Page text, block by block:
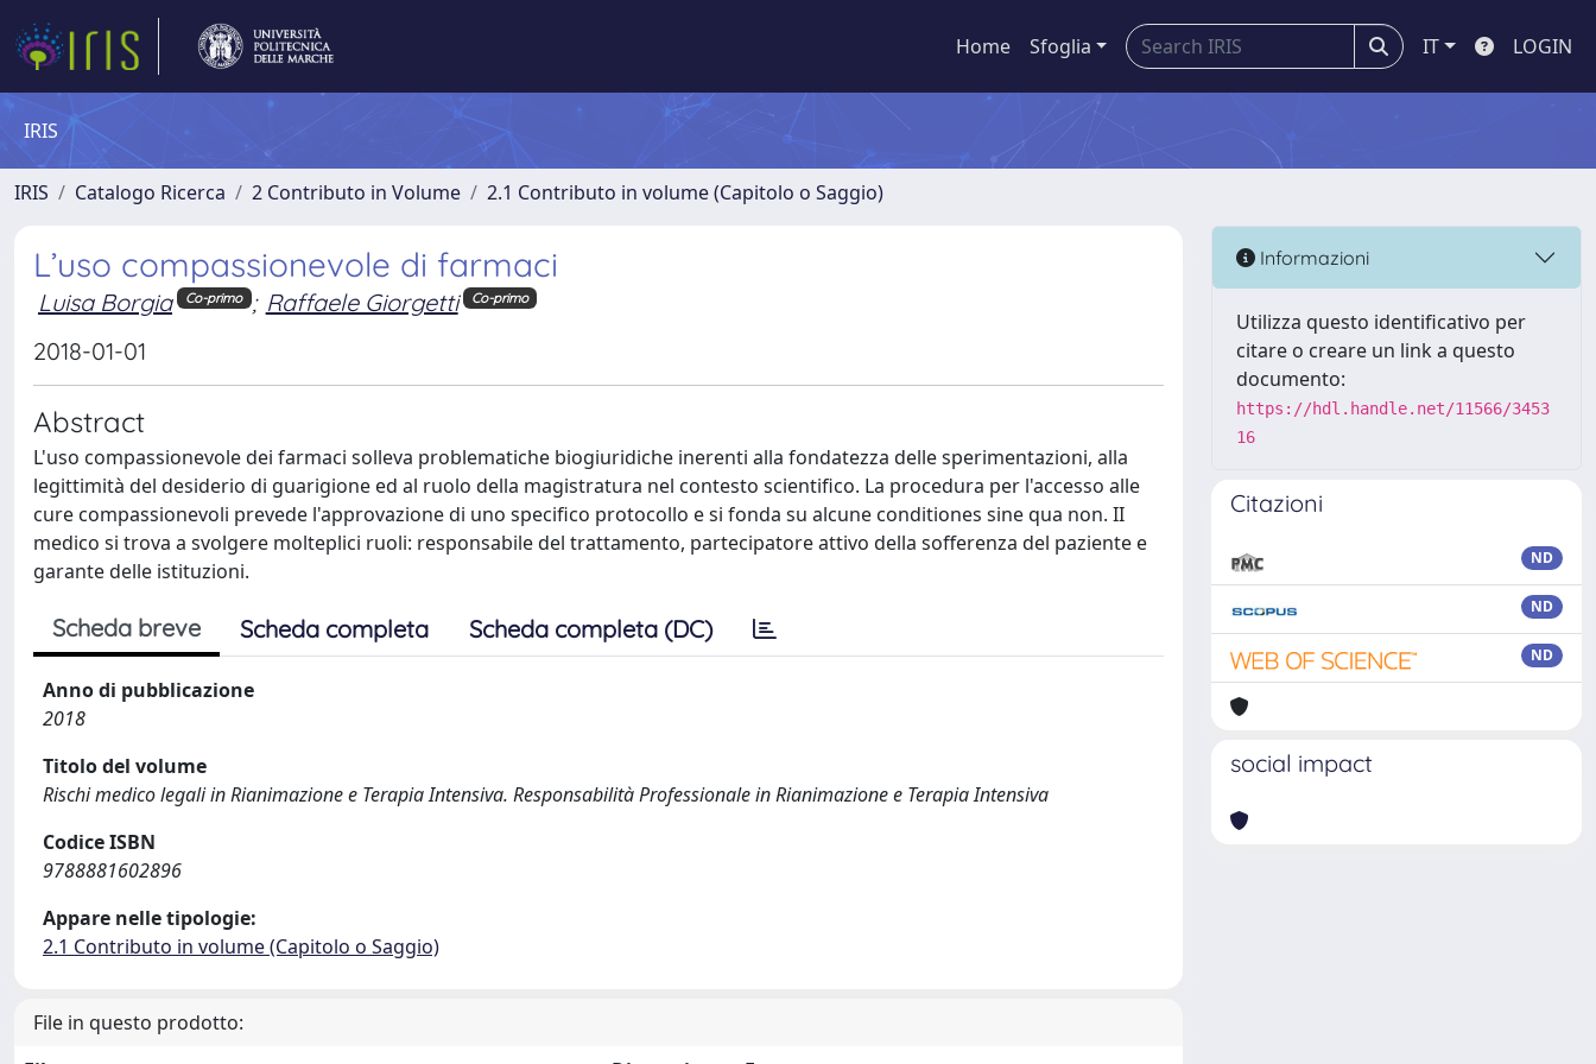
Home Sfoglia IT LOGIN
IRIS
IRIS Catalogo Ricerca 2 Contributo in Volume 2.1 Contributo in volume (Capitolo o Saggio)
L’uso compassionevole di farmaci
Luisa Borgia Co-primo ; Raffaele Giorgetti Co-primo
2018-01-01
Abstract
L'uso compassionevole dei farmaci solleva problematiche biogiuridiche inerenti alla fondatezza delle sperimentazioni, alla
legittimità del desiderio di guarigione ed al ruolo della magistratura nel contesto scientifico. La procedura per l'accesso alle
cure compassionevoli prevede l'approvazione di uno specifico protocollo e si fonda su alcune conditiones sine qua non. II
medico si trova a svolgere molteplici ruoli: responsabile del trattamento, partecipatore attivo della sofferenza del paziente e
garante delle istituzioni.
Scheda breve Scheda completa Scheda completa (DC)
Anno di pubblicazione
2018
Titolo del volume
Rischi medico legali in Rianimazione e Terapia Intensiva. Responsabilità Professionale in Rianimazione e Terapia Intensiva
Codice ISBN
9788881602896
Appare nelle tipologie:
2.1 Contributo in volume (Capitolo o Saggio)
File in questo prodotto:
Informazioni
Utilizza questo identificativo per
citare o creare un link a questo
documento:
https://hdl.handle.net/11566/3453
16
Citazioni
ND
ND
ND
social impact